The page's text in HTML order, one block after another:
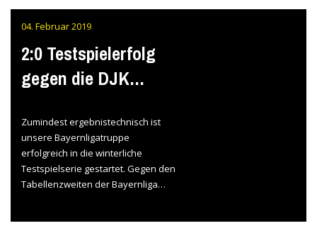
04. Februar 2019
2:0 Testspielerfolg
gegen die DJK
Zumindest ergebnistechnisch ist
unsere Bayernligatruppe
erfolgreich in die winterliche
Testspielserie gestartet. Gegen den
Tabellenzweiten der Bayernliga